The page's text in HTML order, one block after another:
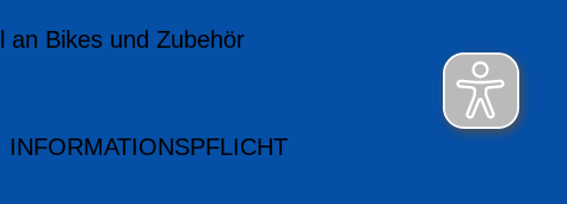
an Bikes und Zubehör
INFORMATIONSPFLICHT